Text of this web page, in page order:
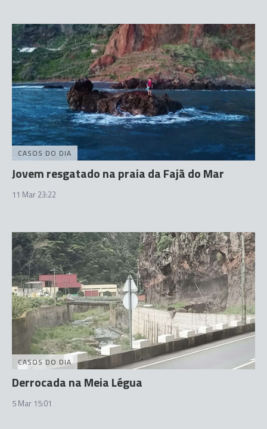
CASOS DO DIA
Jovem resgatado na praia da Fajã do Mar
11 Mar 23:22
CASOS DO DIA
Derrocada na Meia Légua
5 Mar 15:01